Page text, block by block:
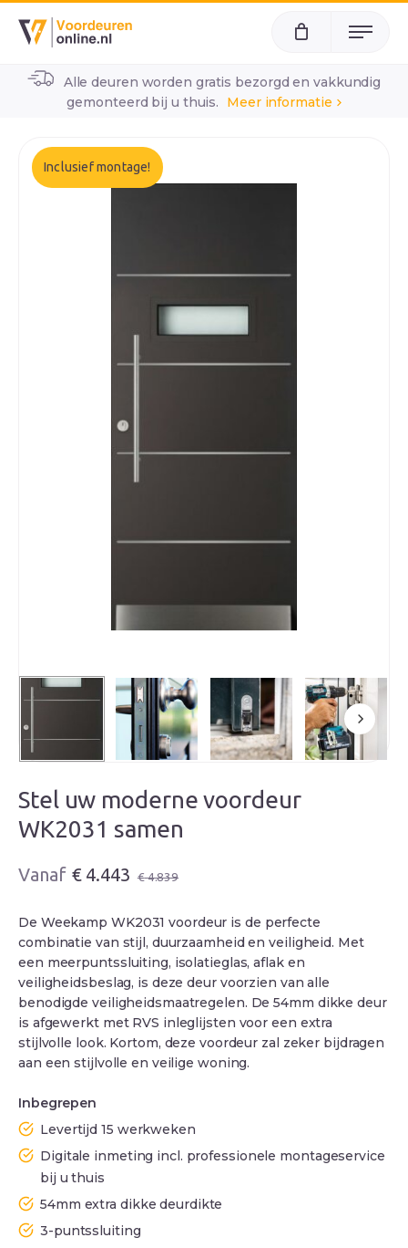
Alle deuren worden gratis bezorgd en vakkundig
gemonteerd bij u thuis.
Meer informatie
Menu
alle voordeuren wk2031
Inclusief montage!
Stel uw moderne voordeur
WK2031 samen
€4.839
Oorspronkelijke
was:
€ 4.839.
€4.443
Huidige
is:
€ 4.443.
De Weekamp WK2031 voordeur is de perfecte
combinatie van stijl, duurzaamheid en veiligheid. Met
een meerpuntssluiting, isolatieglas, aflak en
veiligheidsbeslag, is deze deur voorzien van alle
benodigde veiligheidsmaatregelen. De 54mm dikke deur
is afgewerkt met RVS inleglijsten voor een extra
stijlvolle look. Kortom, deze voordeur zal zeker bijdragen
aan een stijlvolle en veilige woning.
Inbegrepen
Levertijd 15 werkweken
Digitale inmeting incl. professionele montageservice
bij u thuis
54mm extra dikke deurdikte
3-puntssluiting